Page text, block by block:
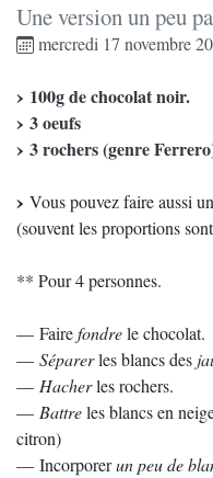
Une version un peu
mercredi 17 novembre
100g de chocolat noir.
3 oeufs
3 rochers (genre
Vous pouvez faire aussi
(souvent les proportions
** Pour 4 personnes.
— Fairefondrele chocolat.
— Séparerles blancs des
— Hacherles rochers.
— Battreles blancs en
citron)
— Incorporerun peu de